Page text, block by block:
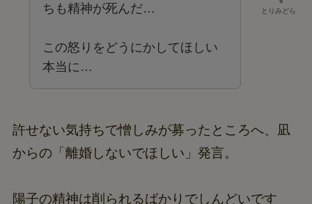
とりみどら
ちも精神が死んだ…
この怒りをどうにかしてほしい
本当に…
許せない気持ちで憎しみが募ったところへ、凪
からの「離婚しないでほしい」発言。
陽子の精神は削られるばかりでしんどいです